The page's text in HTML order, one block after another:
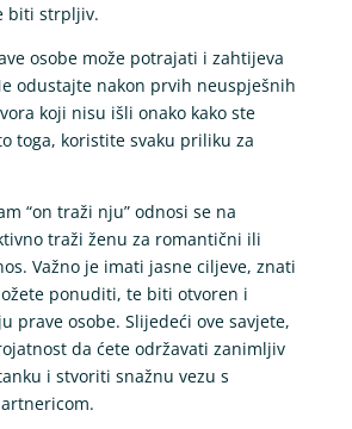
biti strpljiv.
osobe može potrajati i zahtijeva
odustajte nakon prvih neuspješnih
koji nisu išli onako kako ste
toga, koristite svaku priliku za
“on traži nju” odnosi se na
traži ženu za romantični ili
Važno je imati jasne ciljeve, znati
ponuditi, te biti otvoren i
prave osobe. Slijedeći ove savjete,
da ćete održavati zanimljiv
i stvoriti snažnu vezu s